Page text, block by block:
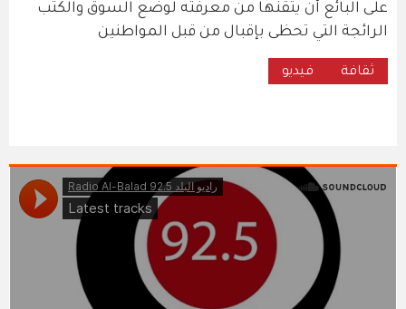
على البائع أن يتقنها من معرفته لوضع السوق والكتب
الرائجة التي تحظى بإقبال من قبل المواطنين
ثقافة فيديو